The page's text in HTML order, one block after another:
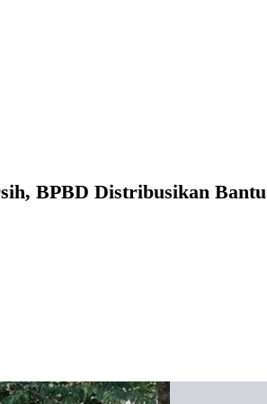
BPBD Distribusikan